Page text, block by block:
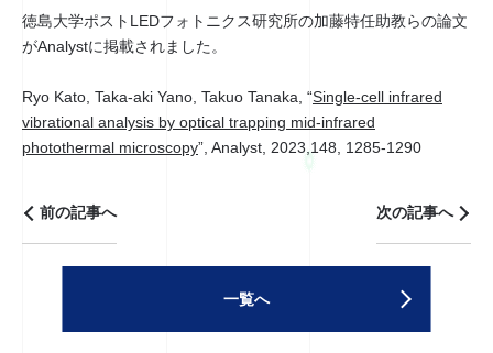
徳島大学ポストLEDフォトニクス研究所の加藤特任助教らの論文
がAnalystに掲載されました。
Ryo Kato, Taka-aki Yano, Takuo Tanaka, “Single-cell infrared
vibrational analysis by optical trapping mid-infrared
photothermal microscopy”, Analyst, 2023,148, 1285-1290
前の記事へ 次の記事へ
一覧へ